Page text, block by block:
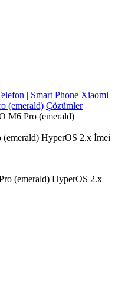
| Smart Phone Xiaomi
(emerald) Çözümler
M6 Pro (emerald)
HyperOS 2.x İmei
(emerald) HyperOS 2.x